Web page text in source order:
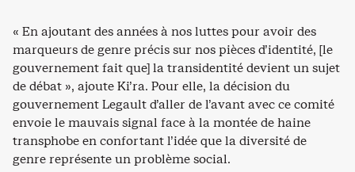
« En ajoutant des années à nos luttes pour avoir des
marqueurs de genre précis sur nos pièces d’identité, [le
gouvernement fait que] la transidentité devient un sujet
de débat », ajoute Ki’ra. Pour elle, la décision du
gouvernement Legault d’aller de l’avant avec ce comité
envoie le mauvais signal face à la montée de haine
transphobe en confortant l’idée que la diversité de
genre représente un problème social.